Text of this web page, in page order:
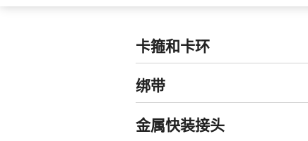
卡箍和卡环
绑带
金属快装接头